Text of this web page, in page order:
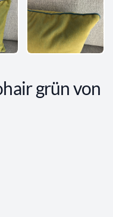
grün von